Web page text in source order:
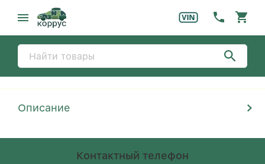
Описание
Контактный телефон